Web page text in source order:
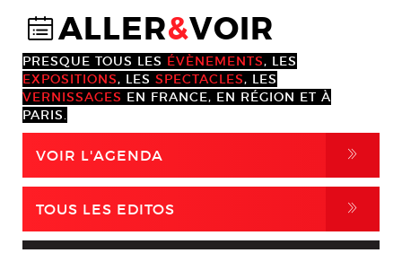
@ALLER&VOIR
PRESQUE TOUS LES ÉVÈNEMENTS, LES
EXPOSITIONS, LES SPECTACLES, LES
VERNISSAGES EN FRANCE, EN RÉGION ET À
PARIS.
VOIR L'AGENDA ,
TOUS LES EDITOS ,